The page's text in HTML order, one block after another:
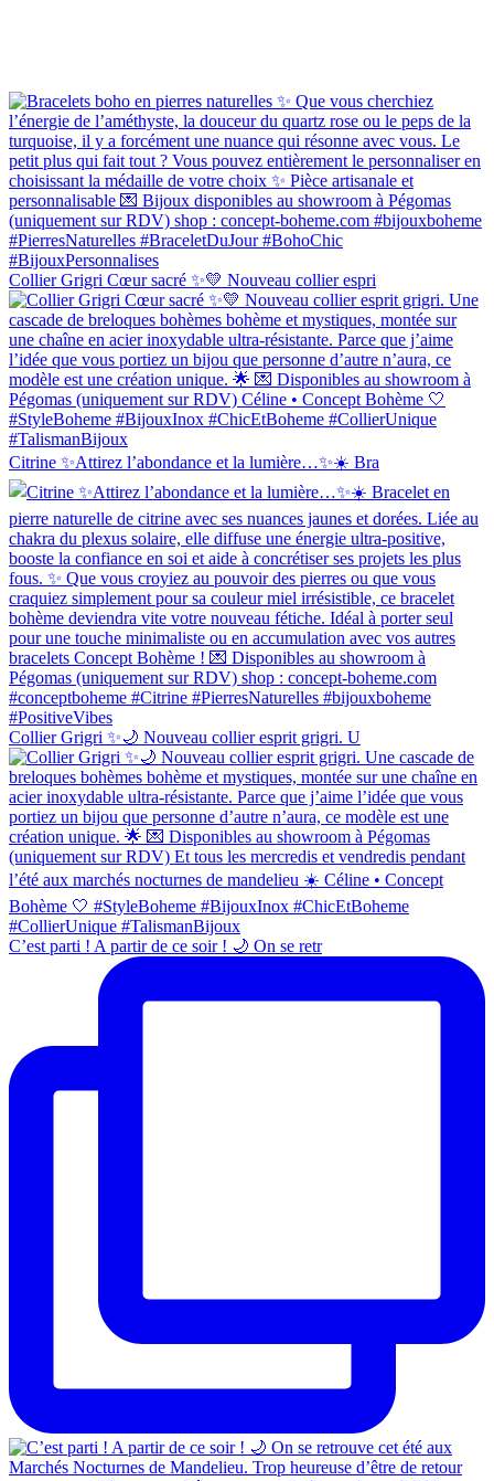
Collier Grigri Cœur sacré ✨💛 Nouveau collier espri
Citrine ✨Attirez l’abondance et la lumière…✨☀️ Bra
Collier Grigri ✨🌙 Nouveau collier esprit grigri. U
C’est parti ! A partir de ce soir ! 🌙 On se retr